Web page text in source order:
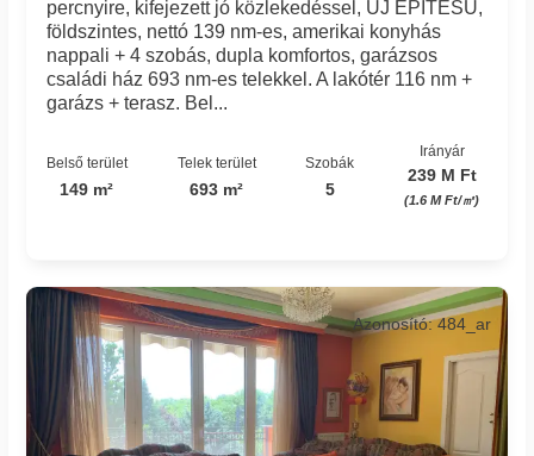
percnyire, kifejezett jó közlekedéssel, ÚJ ÉPÍTÉSŰ,
földszintes, nettó 139 nm-es, amerikai konyhás
nappali + 4 szobás, dupla komfortos, garázsos
családi ház 693 nm-es telekkel. A lakótér 116 nm +
garázs + terasz. Bel...
Belső terület
149 m²
Telek terület
693 m²
Szobák
5
Irányár
239 M Ft
(1.6 M Ft/㎡)
Azonosító: 484_ar